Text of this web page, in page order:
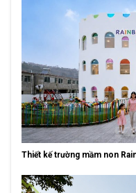
Thiết kế trường mầm non